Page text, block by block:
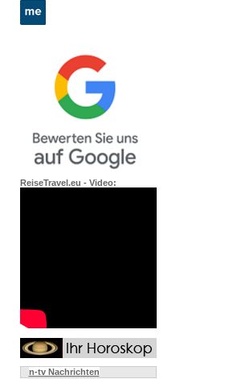
ReiseTravel.eu - Video:
n-tv Nachrichten